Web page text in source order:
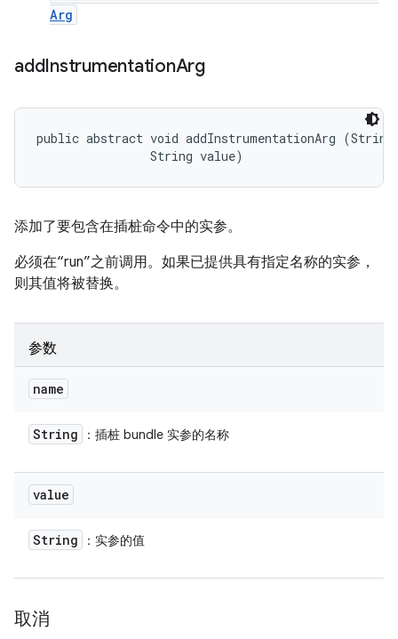
Arg
addInstrumentationArg
public abstract void addInstrumentationArg
                String value)
添加了要包含在插桩命令中的实参。
必须在“run”之前调用。如果已提供具有指定名称的实参，
则其值将被替换。
参数
name
String ：插桩 bundle 实参的名称
value
String ：实参的值
取消